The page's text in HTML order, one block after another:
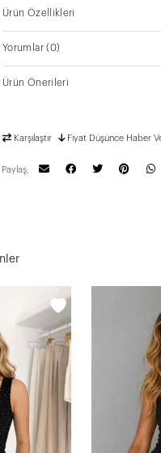
Ürün Özellikleri
Yorumlar(0)
Ürün Önerileri
Karşılaştır Fiyat Düşünce Haber
Paylaş;